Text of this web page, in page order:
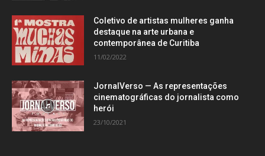
Coletivo de artistas mulheres ganha
destaque na arte urbana e
contemporânea de Curitiba
11/02/2022
JornalVerso — As representações
cinematográficas do jornalista como
herói
23/10/2021